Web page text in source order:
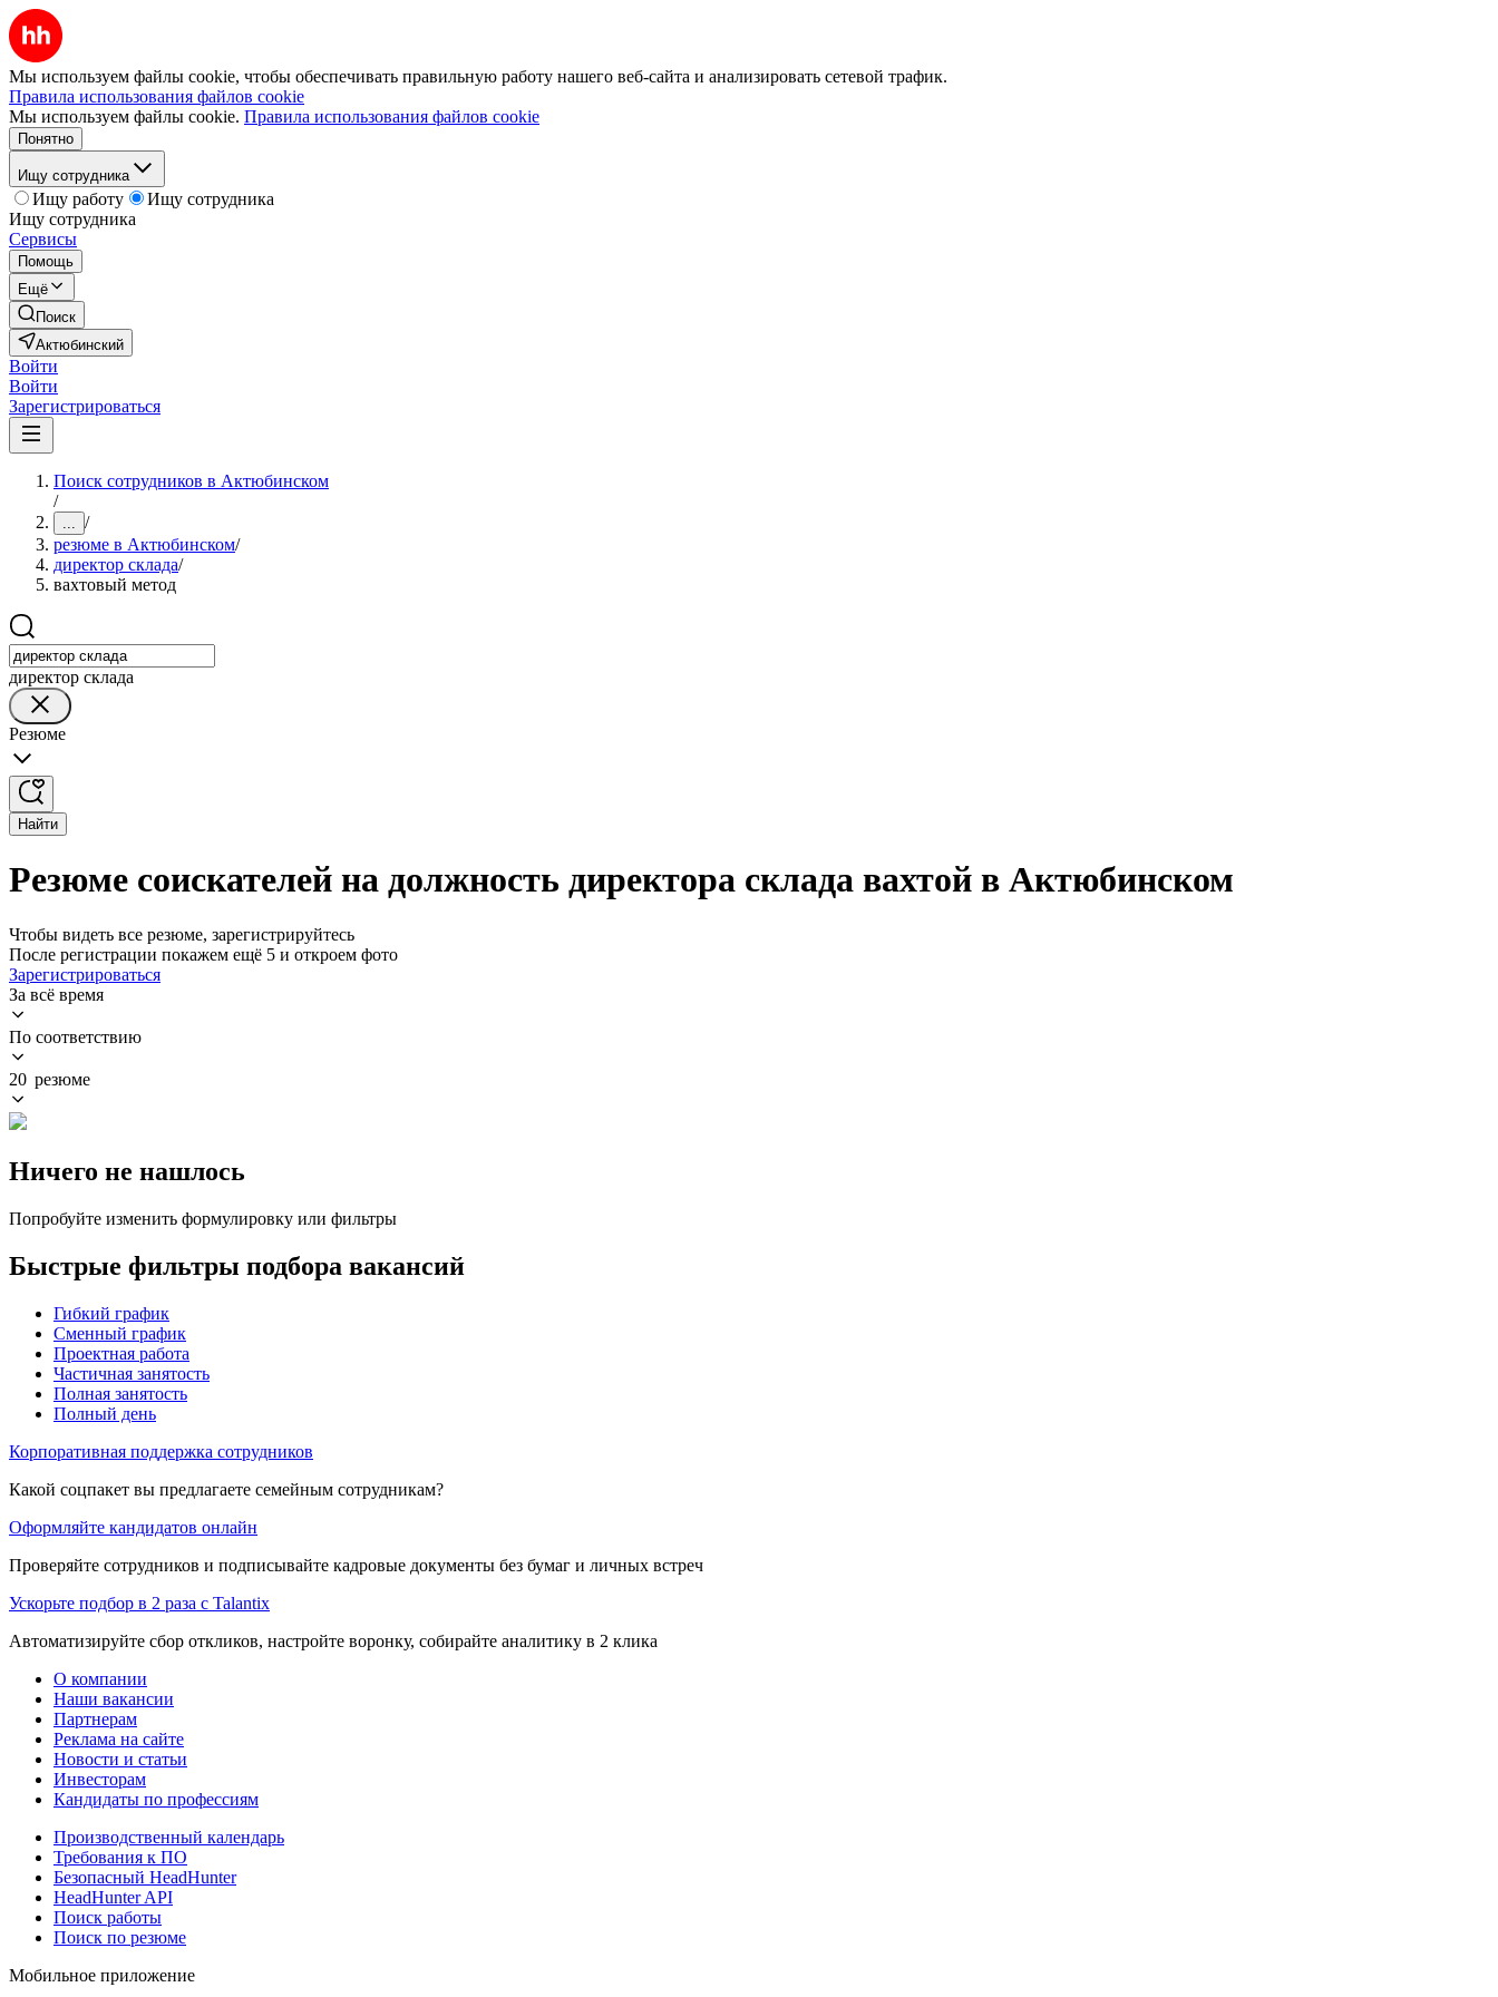
Мы используем файлы cookie, чтобы обеспечивать правильную работу нашего веб-сайта и анализировать сетевой трафик.
Правила использования файлов cookie
Мы используем файлы cookie. Правила использования файлов cookie
Понятно
Ищу сотрудника
Ищу работу
Ищу сотрудника
Ищу сотрудника
Сервисы
Помощь
Ещё
Поиск
Актюбинский
Войти
Войти
Зарегистрироваться
Поиск сотрудников в Актюбинском
/
... /
резюме в Актюбинском/
директор склада/
вахтовый метод
директор склада
Резюме
Найти
Резюме соискателей на должность директора склада вахтой в Актюбинском
Чтобы видеть все резюме, зарегистрируйтесь
После регистрации покажем ещё 5 и откроем фото
Зарегистрироваться
За всё время
По соответствию
20 резюме
Ничего не нашлось
Попробуйте изменить формулировку или фильтры
Быстрые фильтры подбора вакансий
Гибкий график
Сменный график
Проектная работа
Частичная занятость
Полная занятость
Полный день
Корпоративная поддержка сотрудников
Какой соцпакет вы предлагаете семейным сотрудникам?
Оформляйте кандидатов онлайн
Проверяйте сотрудников и подписывайте кадровые документы без бумаг и личных встреч
Ускорьте подбор в 2 раза с Talantix
Автоматизируйте сбор откликов, настройте воронку, собирайте аналитику в 2 клика
О компании
Наши вакансии
Партнерам
Реклама на сайте
Новости и статьи
Инвесторам
Кандидаты по профессиям
Производственный календарь
Требования к ПО
Безопасный HeadHunter
HeadHunter API
Поиск работы
Поиск по резюме
Мобильное приложение